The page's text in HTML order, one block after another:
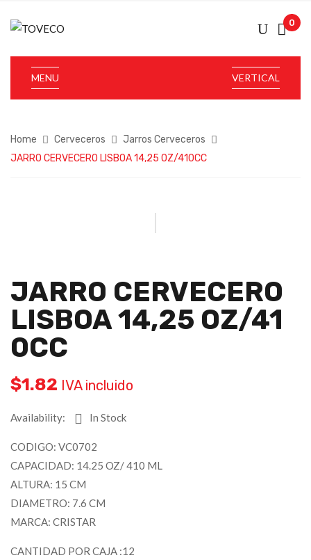
0
VERTICAL
MENU
Home Cerveceros
Jarros Cerveceros
JARRO CERVECERO LISBOA 14,25 OZ/410CC
JARRO CERVECERO
LISBOA 14,25 OZ/41
0CC
$1.82 IVA incluido
Availability: In Stock
CODIGO: VC0702
CAPACIDAD: 14.25 OZ/ 410 ML
ALTURA: 15 CM
DIAMETRO: 7.6 CM
MARCA: CRISTAR
CANTIDAD POR CAJA :12